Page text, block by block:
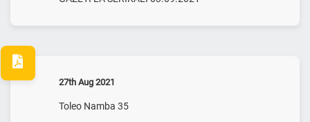
27th Aug 2021
Toleo Namba 35